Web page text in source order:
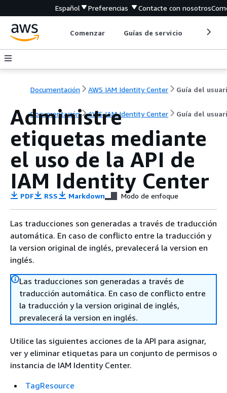
Español Preferencias Contacte con nosotros
Comenzar Guías de servicio
Documentación AWS IAM Identity Center
Documentación AWS IAM Identity Center Guía del
Administre
etiquetas mediante
el uso de la API de
IAM Identity Center
PDF RSS Markdown Modo de enfoque
Las traducciones son generadas a través de traducción
automática. En caso de conflicto entre la traducción y
la version original de inglés, prevalecerá la version en
inglés.
Las traducciones son generadas a través de
traducción automática. En caso de conflicto entre
la traducción y la version original de inglés,
prevalecerá la version en inglés.
Utilice las siguientes acciones de la API para asignar,
ver y eliminar etiquetas para un conjunto de permisos o
instancia de IAM Identity Center.
TagResource